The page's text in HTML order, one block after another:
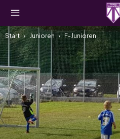
Start Junioren F-Junioren